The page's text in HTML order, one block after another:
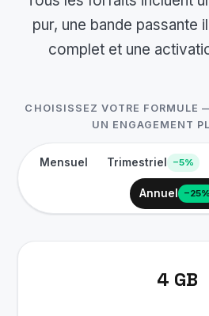
pur, une bande passante
complet et une
CHOISISSEZ VOTRE FORMULE
UN ENGAGEMENT
Mensuel Trimestriel −5%
Annuel −25%
4 GB